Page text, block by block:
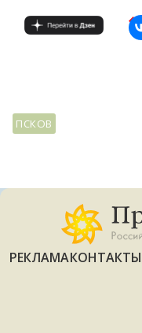
ПСКОВ
РЕКЛАМАКОНТАКТЫ